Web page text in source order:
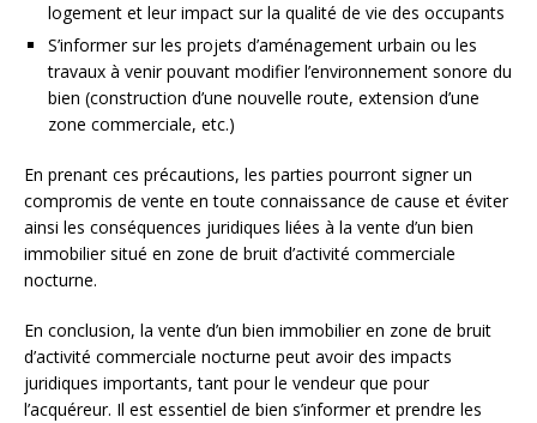
logement et leur impact sur la qualité de vie des occupants
S’informer sur les projets d’aménagement urbain ou les
travaux à venir pouvant modifier l’environnement sonore du
bien (construction d’une nouvelle route, extension d’une
zone commerciale, etc.)
En prenant ces précautions, les parties pourront signer un
compromis de vente en toute connaissance de cause et éviter
ainsi les conséquences juridiques liées à la vente d’un bien
immobilier situé en zone de bruit d’activité commerciale
nocturne.
En conclusion, la vente d’un bien immobilier en zone de bruit
d’activité commerciale nocturne peut avoir des impacts
juridiques importants, tant pour le vendeur que pour
l’acquéreur. Il est essentiel de bien s’informer et prendre les